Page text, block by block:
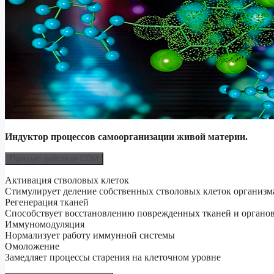
Индуктор процессов самоорганизации живой материи.
Активация стволовых клеток
Стимулирует деление собственных стволовых клеток
Регенерация тканей
Способствует восстановлению поврежденных тканей и
Иммуномодуляция
Нормализует работу иммунной системы
Омоложение
Замедляет процессы старения на клеточном уровне